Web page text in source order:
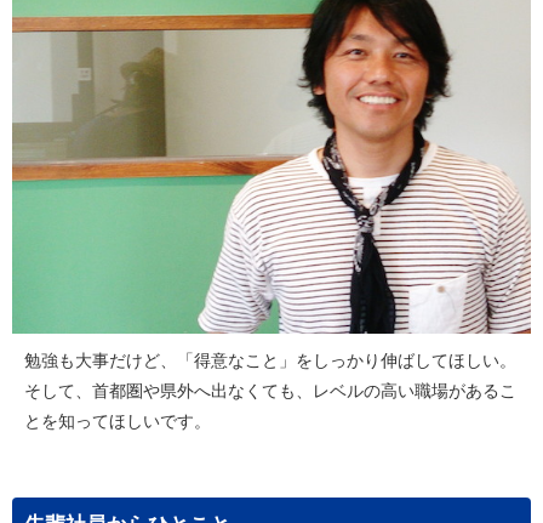
勉強も大事だけど、「得意なこと」をしっかり伸ばしてほしい。
そして、首都圏や県外へ出なくても、レベルの高い職場があるこ
とを知ってほしいです。